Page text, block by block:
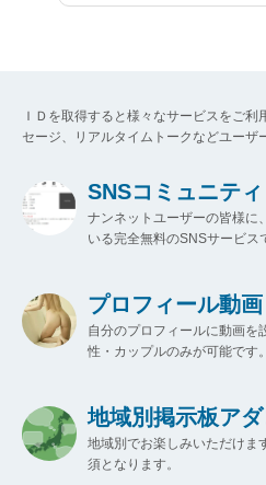
ＩＤを取得すると様々なサービスをご
セージ、リアルタイムトークなどユーザ
SNSコミュニティ
ナンネットユーザーの皆様に
いる完全無料のSNSサービス
プロフィール動画
自分のプロフィールに動画
性・カップルのみが可能です。
地域別掲示板アダ
地域別でお楽しみいただけま
須となります。